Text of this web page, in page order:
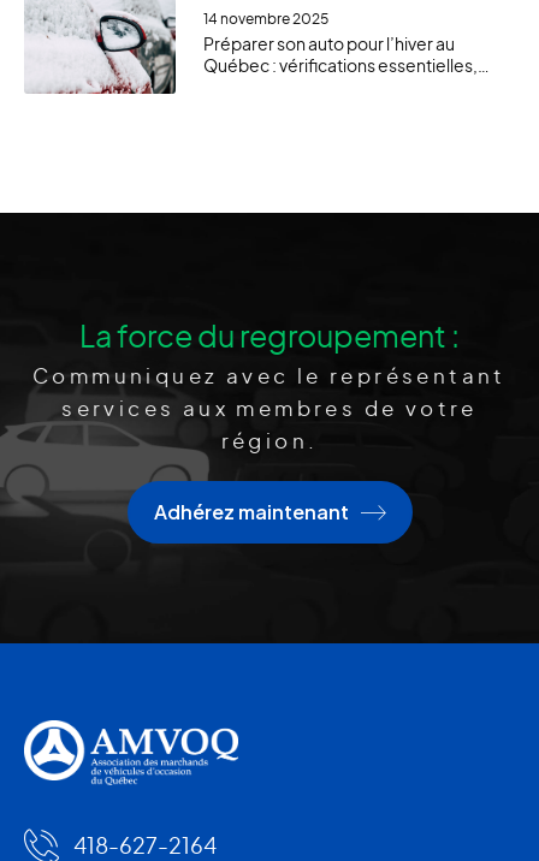
14 novembre 2025
Préparer son auto pour l’hiver au
Québec : vérifications essentielles,
La force du regroupement :
Communiquez avec le représentant
services aux membres de votre
région.
Adhérez maintenant
418-627-2164